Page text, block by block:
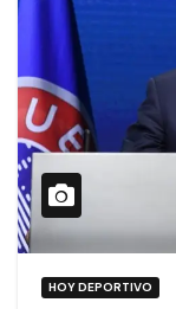
HOY DEPORTIVO